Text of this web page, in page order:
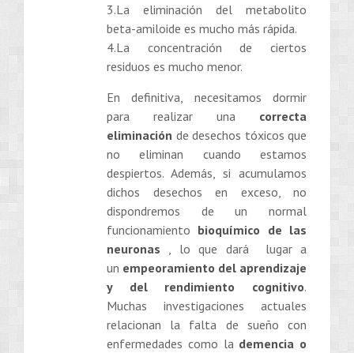
3.La eliminación del metabolito
beta-amiloide es mucho más rápida.
4.La concentración de ciertos
residuos es mucho menor.
En definitiva, necesitamos dormir
para realizar una correcta
eliminación de desechos tóxicos que
no eliminan cuando estamos
despiertos. Además, si acumulamos
dichos desechos en exceso, no
dispondremos de un normal
funcionamiento bioquímico de las
neuronas , lo que dará lugar a
un empeoramiento del aprendizaje
y del rendimiento cognitivo.
Muchas investigaciones actuales
relacionan la falta de sueño con
enfermedades como la demencia o